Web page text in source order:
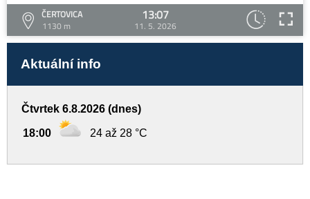
ČERTOVICA
1130 m
13:07
11. 5. 2026
Aktuální info
Čtvrtek 6.8.2026 (dnes)
18:00 24 až 28 °C